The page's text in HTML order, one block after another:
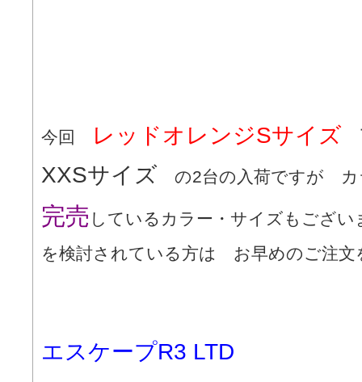
今回 レッドオレンジSサイズ
XXSサイズ の2台の入荷ですが カ
完売 しているカラー・サイズもござ
を検討されている方は お早めのご注文
エスケープR3 LTD